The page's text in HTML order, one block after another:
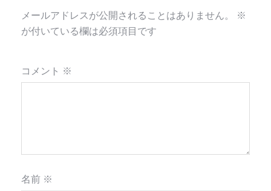
メールアドレスが公開されることはありません。
※
が付いている欄は必須項目です
コメント ※
名前 ※